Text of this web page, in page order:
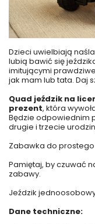
Dzieci uwielbiają
lubią bawić się
imitującymi
jak mam lub tata. Daj
Quad jeździk na
prezent, która
Będzie odpowiednim
drugie i trzecie
Zabawka do
Pamiętaj, by czuwać
zabawy.
Jeździk
Dane techniczne: